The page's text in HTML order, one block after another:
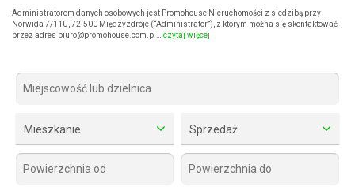
Administratorem danych osobowych jest Promohouse Nieruchomości z siedzibą przy
Norwida 7/11U, 72-500 Międzyzdroje (“Administrator”), z którym można się skontaktować
przez adres biuro@promohouse.com.pl… czytaj więcej
Mieszkanie Sprzedaż